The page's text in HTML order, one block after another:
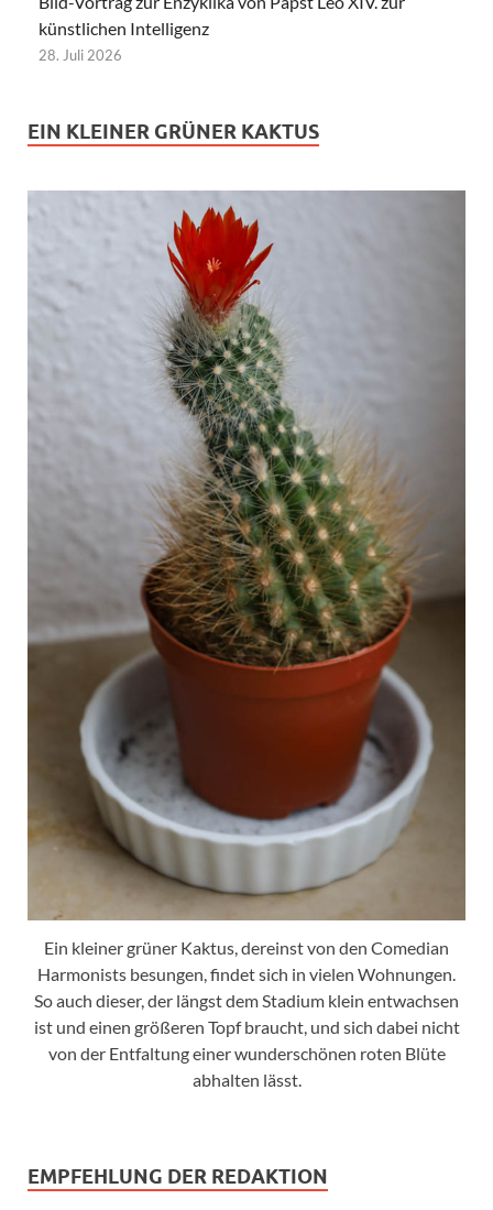
künstlichen Intelligenz
28. Juli 2026
EIN KLEINER GRÜNER KAKTUS
Ein kleiner grüner Kaktus, dereinst von den Comedian
Harmonists besungen, findet sich in vielen Wohnungen.
So auch dieser, der längst dem Stadium klein entwachsen
ist und einen größeren Topf braucht, und sich dabei nicht
von der Entfaltung einer wunderschönen roten Blüte
abhalten lässt.
EMPFEHLUNG DER REDAKTION